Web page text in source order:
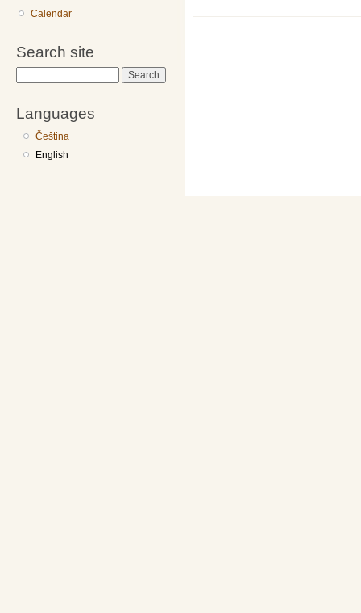
Calendar
Search site
Languages
Čeština
English